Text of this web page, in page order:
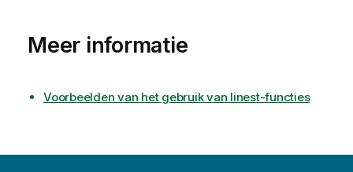
Meer informatie
Voorbeelden van het gebruik van linest-functies